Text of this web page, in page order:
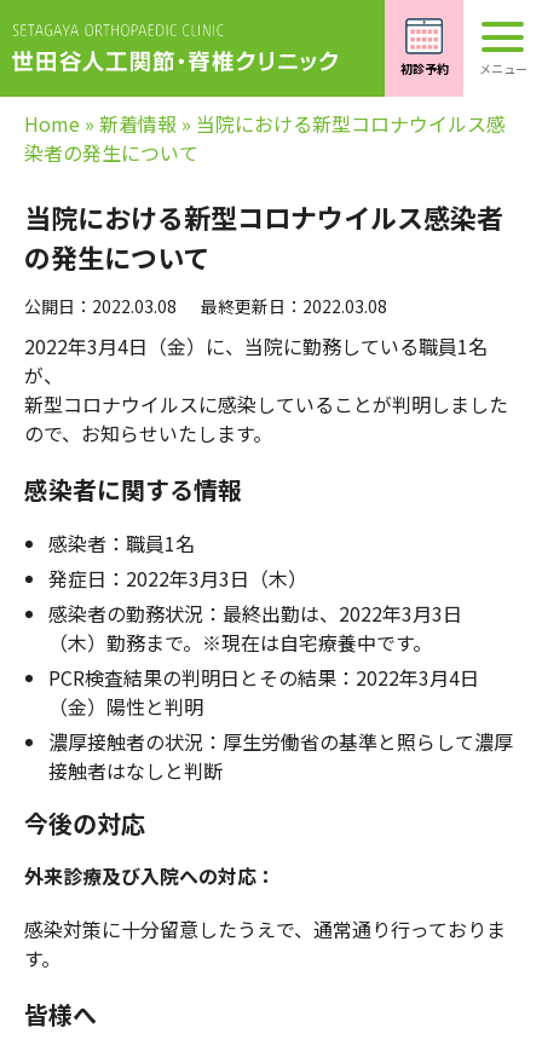
Home » 新着情報 » 当院における新型コロナウイルス感
染者の発生について
当院における新型コロナウイルス感染者
の発生について
公開日：2022.03.08 最終更新日：2022.03.08
2022年3月4日（金）に、当院に勤務している職員1名
が、
新型コロナウイルスに感染していることが判明しました
ので、お知らせいたします。
感染者に関する情報
感染者：職員1名
発症日：2022年3月3日（木）
感染者の勤務状況：最終出勤は、2022年3月3日
（木）勤務まで。※現在は自宅療養中です。
PCR検査結果の判明日とその結果：2022年3月4日
（金）陽性と判明
濃厚接触者の状況：厚生労働省の基準と照らして濃厚
接触者はなしと判断
今後の対応
外来診療及び入院への対応：
感染対策に十分留意したうえで、通常通り行っておりま
す。
皆様へ